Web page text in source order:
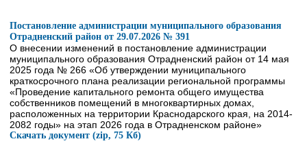
Постановление администрации муниципального образования
Отрадненский район от 29.07.2026 № 391
О внесении изменений в постановление администрации
муниципального образования Отрадненский район от 14 мая
2025 года № 266 «Об утверждении муниципального
краткосрочного плана реализации региональной программы
«Проведение капитального ремонта общего имущества
собственников помещений в многоквартирных домах,
расположенных на территории Краснодарского края, на 2014-
2082 годы» на этап 2026 года в Отрадненском районе»
Скачать документ (zip, 75 Кб)